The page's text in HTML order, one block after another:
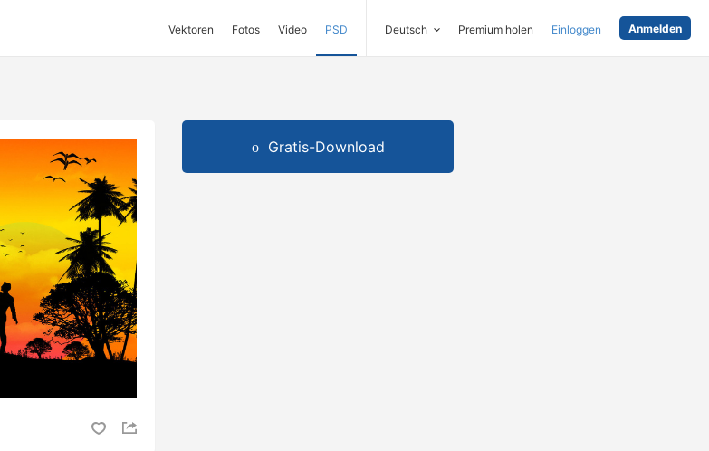
Vektoren Fotos Video PSD Deutsch Premium holen Einloggen Anmelden
Gratis-Download